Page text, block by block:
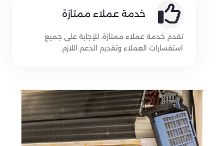
خدمة عملاء ممتازة
نقدم خدمة عملاء ممتازة، للإجابة على جميع
استفسارات العملاء وتقديم الدعم اللازم.